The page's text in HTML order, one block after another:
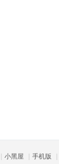
小黑屋 手机版